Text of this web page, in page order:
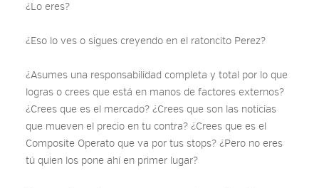
¿Lo eres?
¿Eso lo ves o sigues creyendo en el ratoncito Perez?
¿Asumes una responsabilidad completa y total por lo que
logras o crees que está en manos de factores externos?
¿Crees que es el mercado? ¿Crees que son las noticias
que mueven el precio en tu contra? ¿Crees que es el
Composite Operato que va por tus stops? ¿Pero no eres
tú quien los pone ahí en primer lugar?